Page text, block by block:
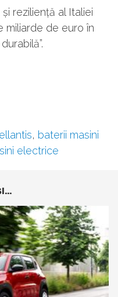
reziliență al Italiei
miliarde de euro în
, baterii masini
electrice